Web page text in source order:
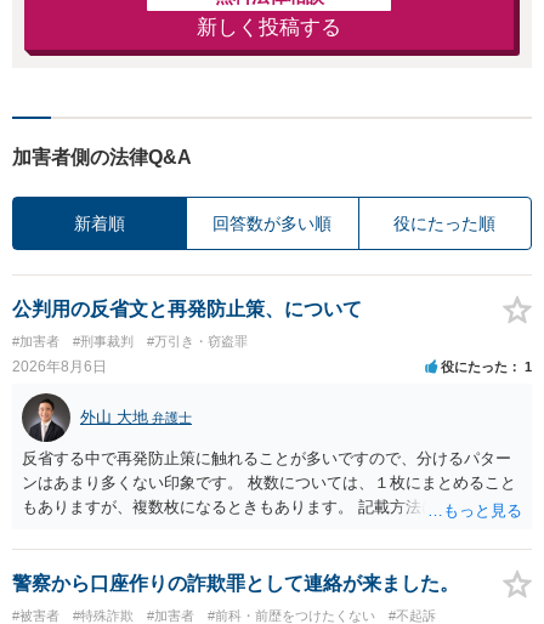
新しく投稿する
加害者側の法律Q&A
新着順 回答数が多い順 役にたった順
公判用の反省文と再発防止策、について
#加害者 #刑事裁判 #万引き・窃盗罪
2026年8月6日 役にたった 1
外山 大地 弁護士
反省する中で再発防止策に触れることが多いですので、分けるパター
ンはあまり多くない印象です。 枚数については、１枚にまとめること
もありますが、複数枚になるときもあります。 記載方法については、
います。 したがいまして、いずれも良いかと考えます。
警察から口座作りの詐欺罪として連絡が来ました。
#被害者 #特殊詐欺 #加害者 #前科・前歴をつけたくない
#不起訴